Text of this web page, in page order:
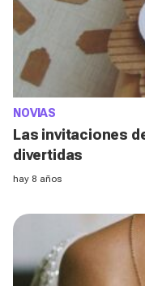
NOVIAS
Las invitaciones
divertidas
hay 8 años